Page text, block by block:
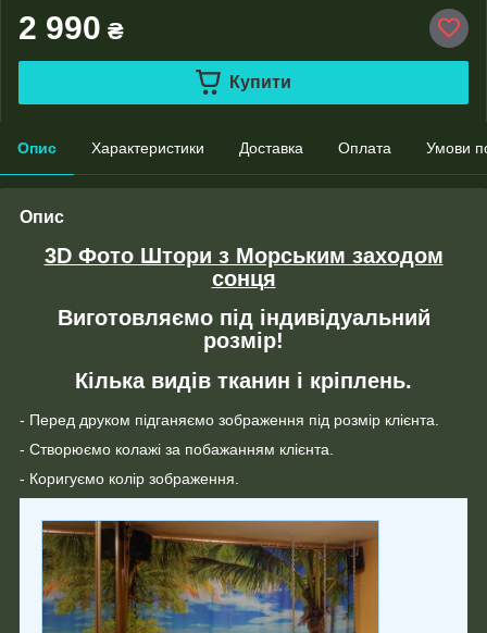
2 990 ₴
Купити
Опис Характеристики Доставка Оплата Умови
Опис
3D Фото Штори з Морським заходом
сонця
Виготовляємо під індивідуальний
розмір!
Кілька видів тканин і кріплень.
- Перед друком підганяємо зображення під розмір клієнта.
- Створюємо колажі за побажанням клієнта.
- Коригуємо колір зображення.